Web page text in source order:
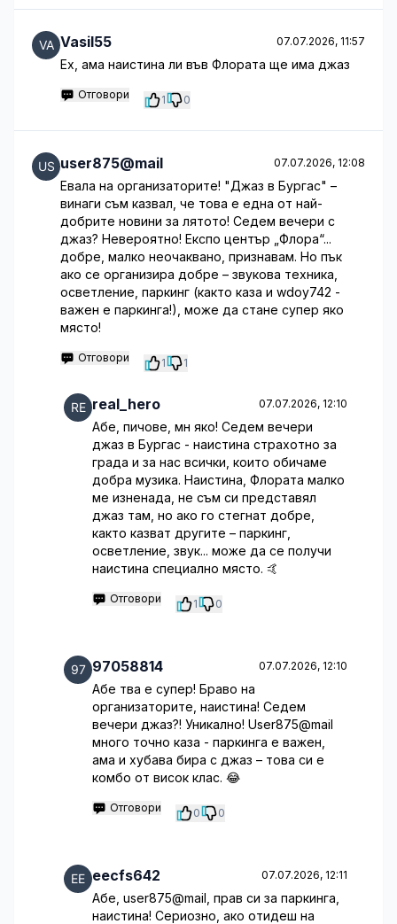
Vasil55 07.07.2026, 11:57
Ех, ама наистина ли във Флората ще има джаз
Отговори 1 0
user875@mail 07.07.2026, 12:08
Евала на организаторите! "Джаз в Бургас" –
винаги съм казвал, че това е една от най-
добрите новини за лятото! Седем вечери с
джаз? Невероятно! Експо център „Флора“...
добре, малко неочаквано, признавам. Но пък
ако се организира добре – звукова техника,
осветление, паркинг (както каза и wdoy742 -
важен е паркинга!), може да стане супер яко
място!
Отговори 1 1
real_hero 07.07.2026, 12:10
Абе, пичове, мн яко! Седем вечери
джаз в Бургас - наистина страхотно за
града и за нас всички, които обичаме
добра музика. Наистина, Флората малко
ме изненада, не съм си представял
джаз там, но ако го стегнат добре,
както казват другите – паркинг,
осветление, звук... може да се получи
наистина специално място. 🤙
Отговори 1 0
97058814 07.07.2026, 12:10
Абе тва е супер! Браво на
организаторите, наистина! Седем
вечери джаз?! Уникално! User875@mail
много точно каза - паркинга е важен,
ама и хубава бира с джаз – това си е
комбо от висок клас. 😂
Отговори 0 0
eecfs642 07.07.2026, 12:11
Абе, user875@mail, прав си за паркинга,
наистина! Сериозно, ако отидеш на